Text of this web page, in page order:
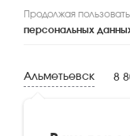
Продолжая
персональных
Альметьевск 8